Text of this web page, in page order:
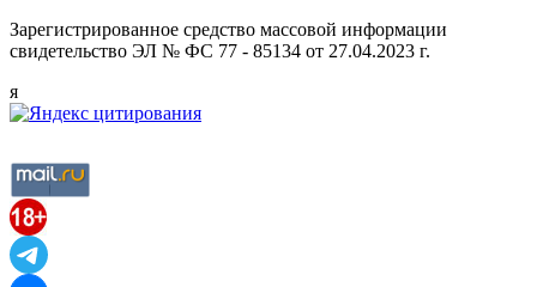
Зарегистрированное средство массовой информации
свидетельство ЭЛ № ФС 77 - 85134 от 27.04.2023 г.
я